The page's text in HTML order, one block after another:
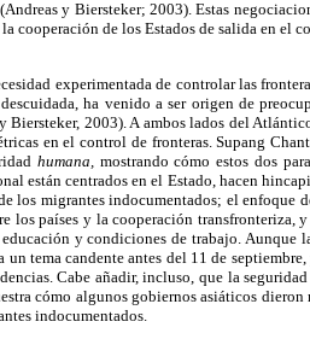
y Biersteker; 2003). Estas
cooperación de los Estados de salida en el
experimentada de controlar las
ha venido a ser origen de
Biersteker, 2003). A ambos lados del
en el control de fronteras. Supang
humana, mostrando cómo estos dos
están centrados en el Estado, hacen
los migrantes indocumentados; el enfoque
los países y la cooperación transfronteriza,
y condiciones de trabajo. Aunque
tema candente antes del 11 de
Cabe añadir, incluso, que la
cómo algunos gobiernos asiáticos dieron
indocumentados.